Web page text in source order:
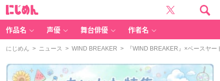
作品名 声優 舞台俳優 作者名
にじめん > ニュース > WIND BREAKER > 『WIND BREAKER』×ベースヤー